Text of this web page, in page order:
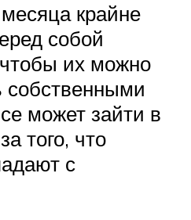
крайне
собой
их можно
может зайти в
того, что
с